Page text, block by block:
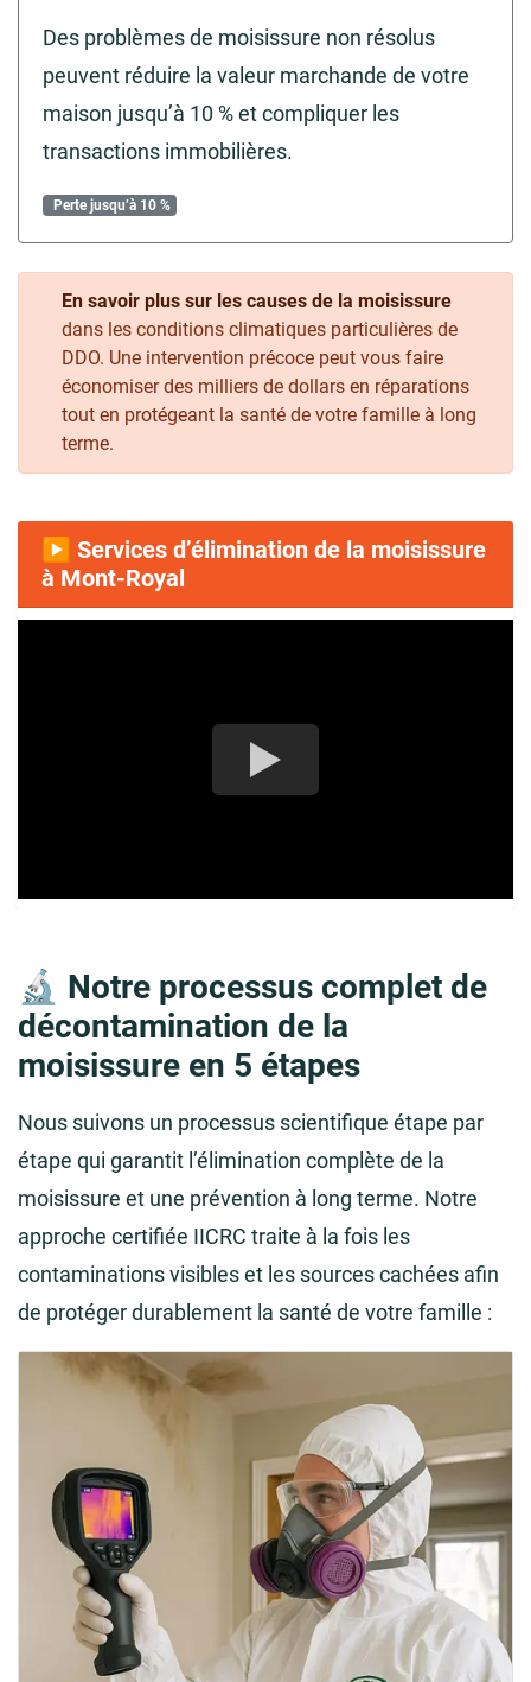
Des problèmes de moisissure non résolus
peuvent réduire la valeur marchande de votre
maison jusqu’à 10 % et compliquer les
transactions immobilières.
Perte jusqu’à 10 %
En savoir plus sur les causes de la moisissure
dans les conditions climatiques particulières de
DDO. Une intervention précoce peut vous faire
économiser des milliers de dollars en réparations
tout en protégeant la santé de votre famille à long
terme.
▶️ Services d’élimination de la moisissure
à Mont-Royal
🔬 Notre processus complet de
décontamination de la
moisissure en 5 étapes
Nous suivons un processus scientifique étape par
étape qui garantit l’élimination complète de la
moisissure et une prévention à long terme. Notre
approche certifiée IICRC traite à la fois les
contaminations visibles et les sources cachées afin
de protéger durablement la santé de votre famille :